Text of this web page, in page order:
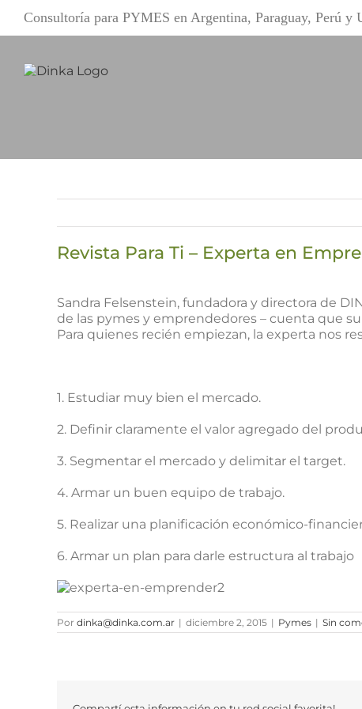
contenido
Consultoría para PYMES en Argentina, Paraguay,
Revista Para Ti – Experta en
imagen
más
grande
Sandra Felsenstein, fundadora y directora de
de las pymes y emprendedores – cuenta que
Para quienes recién empiezan, la experta nos
1. Estudiar muy bien el mercado.
2. Definir claramente el valor agregado del
3. Segmentar el mercado y delimitar el target.
4. Armar un buen equipo de trabajo.
5. Realizar una planificación económico-
6. Armar un plan para darle estructura al trabajo
Por dinka@dinka.com.ar | diciembre 2, 2015 | Pymes | Sin